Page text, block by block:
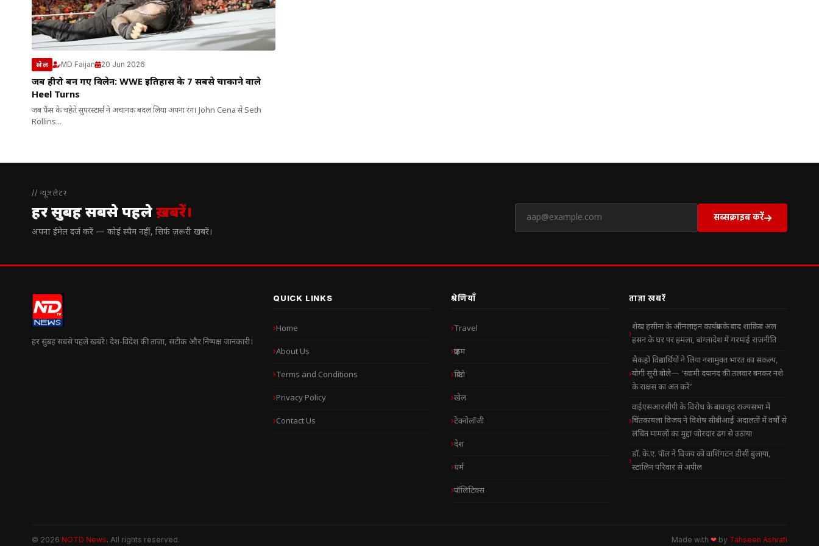
खेल MD Faijan 20 Jun 2026
जब हीरो बन गए विलेन: WWE इतिहास के 7 सबसे चौंकाने वाले
Heel Turns
जब फैंस के चहेते सुपरस्टार्स ने अचानक बदल लिया अपना रंग। John Cena से Seth
Rollins...
// न्यूज़लेटर
हर सुबह सबसे पहलेख़बरें।
अपना ईमेल दर्ज करें — कोई स्पैम नहीं, सिर्फ ज़रूरी खबरें।
सब्सक्राइब करें
हर सुबह सबसे पहले खबरें। देश-विदेश की ताज़ा, सटीक और निष्पक्ष जानकारी।
QUICK LINKS
Home
About Us
Terms and Conditions
Privacy Policy
Contact Us
श्रेणियाँ
Travel
क्राइम
क्रिप्टो
खेल
टेक्नोलॉजी
देश
धर्म
पॉलिटिक्स
ताज़ा खबरें
शेख हसीना के ऑनलाइन कार्यक्रम के बाद शाकिब अल
हसन के घर पर हमला, बांग्लादेश में गरमाई राजनीति
सैकड़ों विद्यार्थियों ने लिया नशामुक्त भारत का संकल्प,
योगी सूरी बोले— ‘स्वामी दयानंद की तलवार बनकर नशे
के राक्षस का अंत करें’
वाईएसआरसीपी के विरोध के बावजूद राज्यसभा में
चिंतकायला विजय ने विशेष सीबीआई अदालतों में वर्षों से
लंबित मामलों का मुद्दा जोरदार ढंग से उठाया
डॉ. के.ए. पॉल ने विजय को वाशिंगटन डीसी बुलाया,
स्टालिन परिवार से अपील
© 2026 NOTD News. All rights reserved. Made with ❤ by Tahseen Ashrafi